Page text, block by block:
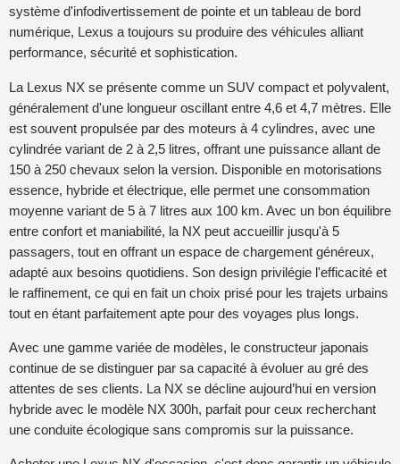
système d'infodivertissement de pointe et un tableau de bord
numérique, Lexus a toujours su produire des véhicules alliant
performance, sécurité et sophistication.
La Lexus NX se présente comme un SUV compact et polyvalent,
généralement d'une longueur oscillant entre 4,6 et 4,7 mètres. Elle
est souvent propulsée par des moteurs à 4 cylindres, avec une
cylindrée variant de 2 à 2,5 litres, offrant une puissance allant de
150 à 250 chevaux selon la version. Disponible en motorisations
essence, hybride et électrique, elle permet une consommation
moyenne variant de 5 à 7 litres aux 100 km. Avec un bon équilibre
entre confort et maniabilité, la NX peut accueillir jusqu'à 5
passagers, tout en offrant un espace de chargement généreux,
adapté aux besoins quotidiens. Son design privilégie l'efficacité et
le raffinement, ce qui en fait un choix prisé pour les trajets urbains
tout en étant parfaitement apte pour des voyages plus longs.
Avec une gamme variée de modèles, le constructeur japonais
continue de se distinguer par sa capacité à évoluer au gré des
attentes de ses clients. La NX se décline aujourd’hui en version
hybride avec le modèle NX 300h, parfait pour ceux recherchant
une conduite écologique sans compromis sur la puissance.